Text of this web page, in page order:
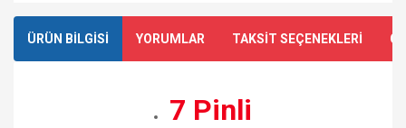
ÜRÜN BİLGİSİ YORUMLAR TAKSİT SEÇENEKLERİ
7 Pinli